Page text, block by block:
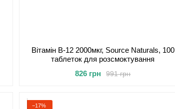
Вітамін В-12 2000мкг, Source Naturals, 100
таблеток для розсмоктування
991 грн
826 грн
−17%